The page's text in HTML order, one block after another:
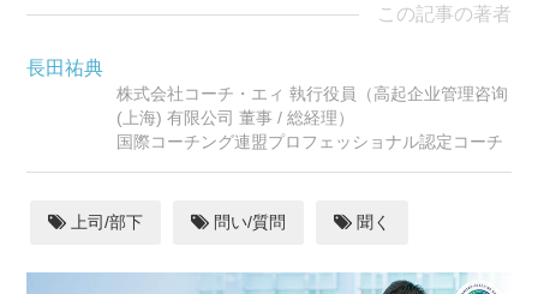
この記事の著者
長田祐典
株式会社コーチ・エィ 執行役員（高起企业管理咨询
(上海) 有限公司 董事 / 総経理）
国際コーチング連盟プロフェッショナル認定コーチ
上司/部下 問い/質問 聞く